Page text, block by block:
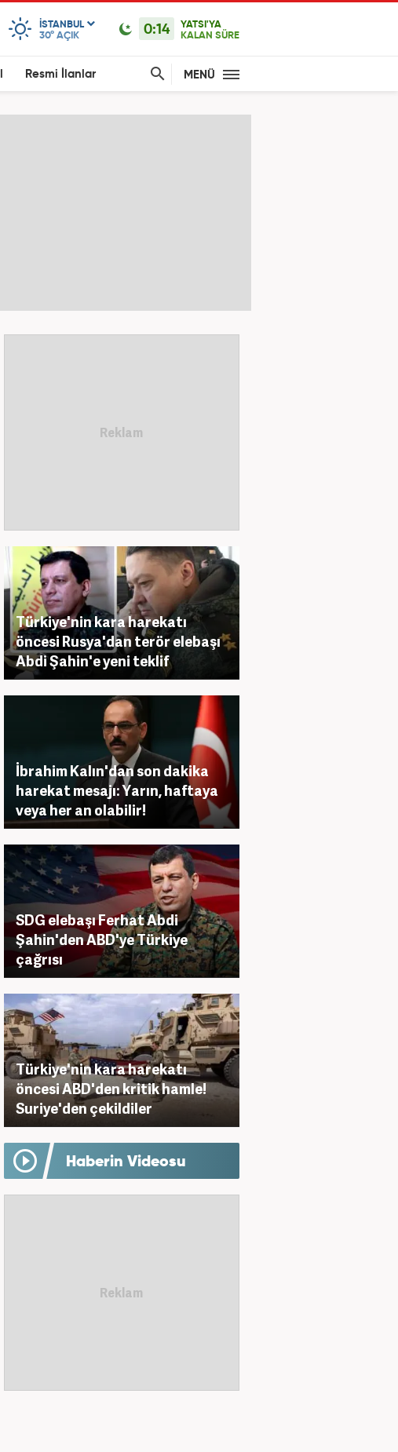
ISTANBUL
30° AÇIK 0:14
YATSI'YA
KALAN SÜRE
Resmi İlanlar MENÜ
Türkiye'nin kara harekatı
öncesi Rusya'dan terör elebaşı
Abdi Şahin'e yeni teklif
İbrahim Kalın'dan son dakika
harekat mesajı: Yarın, haftaya
veya her an olabilir!
SDG elebaşı Ferhat Abdi
Şahin'den ABD'ye Türkiye
çağrısı
Türkiye'nin kara harekatı
öncesi ABD'den kritik hamle!
Suriye'den çekildiler
Haberin Videosu